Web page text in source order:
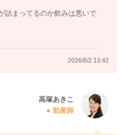
詰まってるのか飲みは悪いで
2026/6/2 13:42
高塚あきこ
助産師